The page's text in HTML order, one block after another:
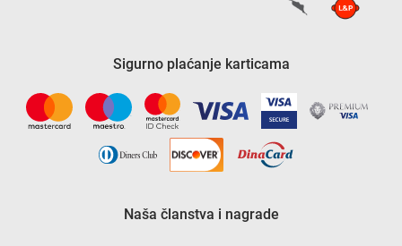
Sigurno plaćanje karticama
Naša članstva i nagrade